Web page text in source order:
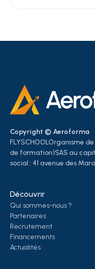
Copyright © Aeroforma
FLYSCHOOLOrganisme
de formation)SAS au
social : 41 avenue des
Découvrir
Qui sommes-nous ?
Partenaires
Recrutement
Financements
Actualités